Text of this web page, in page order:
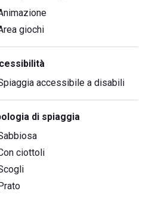
giochi
accessibile a disabili
di spiaggia
ciottoli